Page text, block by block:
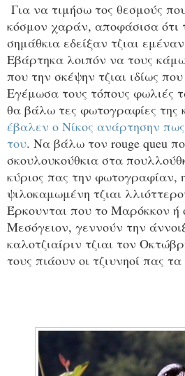
Για να τιμήσω τος θεσμούς
κόσμον χαράν, αποφάσισα ότι
σημάθκια εδείξαν τζιαι
Εβάρτηκα λοιπόν να τους
που την σκέψην τζιαι ιδίως
Εγέμωσα τους τόπους φωλιές
θα βάλω τες φωτογραφίες της
έβαλεν ο Νίκος ανάρτησην πως
του. Να βάλω τον rouge queu
σκουλουκούθκια στα
κύριος πας την φωτογραφίαν,
ψιλοκαμωμένη τζιαι
Έρκουνται που το Μαρόκκον ή
Μεσόγειον, γεννούν την
καλοτζιαίριν τζιαι τον
τους πιάουν οι τζιυνηοί πας